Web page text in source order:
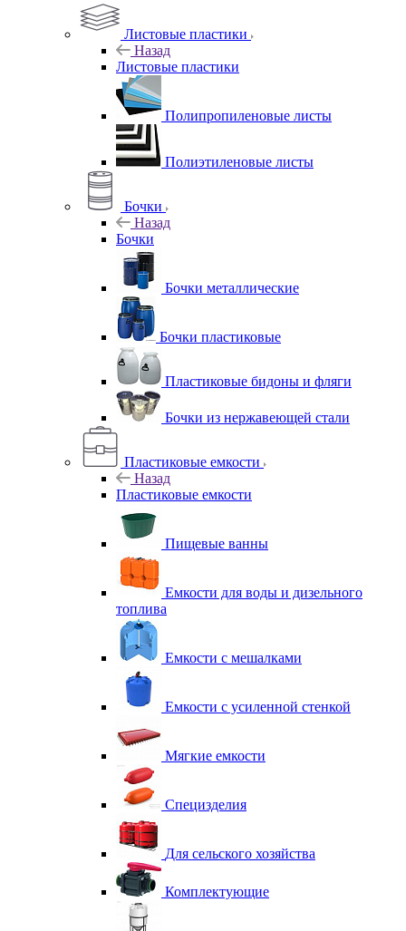
Листовые пластики
Назад
Листовые пластики
Полипропиленовые листы
Полиэтиленовые листы
Бочки
Назад
Бочки
Бочки металлические
Бочки пластиковые
Пластиковые бидоны и фляги
Бочки из нержавеющей стали
Пластиковые емкости
Назад
Пластиковые емкости
Пищевые ванны
Емкости для воды и дизельного
топлива
Емкости с мешалками
Емкости с усиленной стенкой
Мягкие емкости
Специзделия
Для сельского хозяйства
Комплектующие